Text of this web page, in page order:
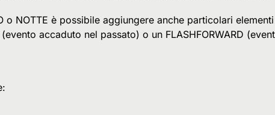
o NOTTE è possibile aggiungere anche particolari
accaduto nel passato) o un FLASHFORWARD